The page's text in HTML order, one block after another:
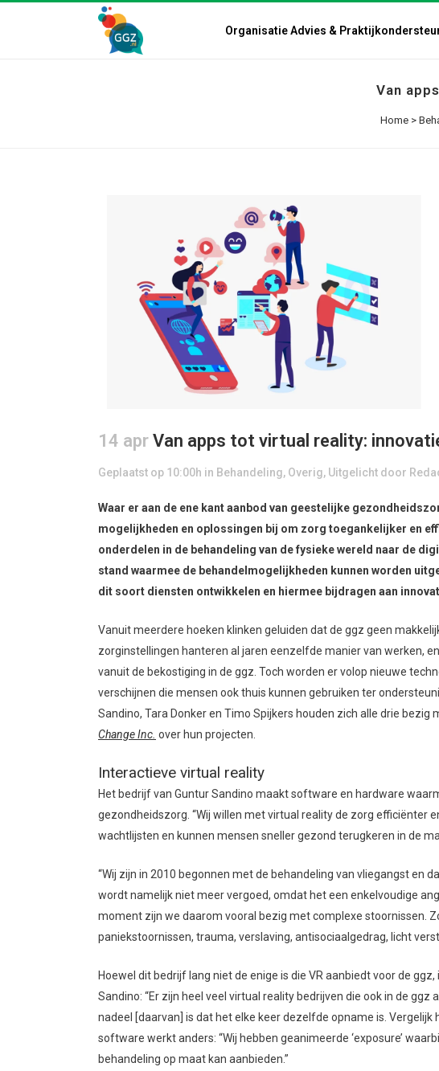
Organisatie Advies &
Van
Home>
14 apr Van apps tot virtual reality:
Geplaatst op 10:00h in Behandeling, Overig, Uitgelicht door
Waar er aan de ene kant aanbod van geestelijke
mogelijkheden en oplossingen bij om zorg toegankelijker en
onderdelen in de behandeling van de fysieke wereld naar de
stand waarmee de behandelmogelijkheden kunnen worden
dit soort diensten ontwikkelen en hiermee bijdragen aan
Vanuit meerdere hoeken klinken geluiden dat de ggz geen
zorginstellingen hanteren al jaren eenzelfde manier van werken,
vanuit de bekostiging in de ggz. Toch worden er volop nieuwe
verschijnen die mensen ook thuis kunnen gebruiken ter
Sandino, Tara Donker en Timo Spijkers houden zich alle drie
Change Inc. over hun projecten.
Interactieve virtual reality
Het bedrijf van Guntur Sandino maakt software en hardware
gezondheidszorg. “Wij willen met virtual reality de zorg efficiënter
wachtlijsten en kunnen mensen sneller gezond terugkeren in de
“Wij zijn in 2010 begonnen met de behandeling van vliegangst en
wordt namelijk niet meer vergoed, omdat het een enkelvoudige
moment zijn we daarom vooral bezig met complexe stoornissen.
paniekstoornissen, trauma, verslaving, antisociaalgedrag, licht
Hoewel dit bedrijf lang niet de enige is die VR aanbiedt voor de
Sandino: “Er zijn heel veel virtual reality bedrijven die ook in de
nadeel [daarvan] is dat het elke keer dezelfde opname is. Vergelijk
software werkt anders: “Wij hebben geanimeerde ‘exposure’
behandeling op maat kan aanbieden.”